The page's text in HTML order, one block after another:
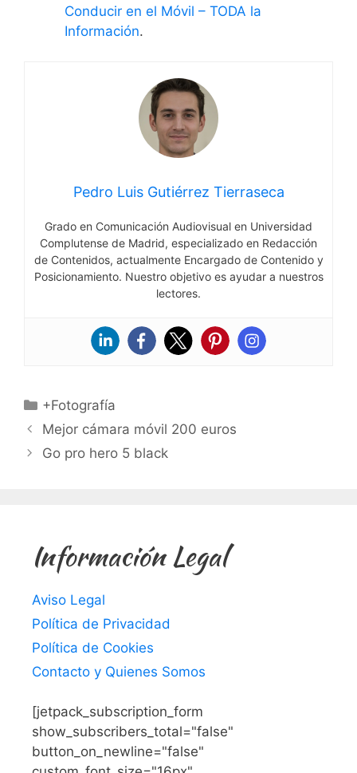
Conducir en el Móvil – TODA la
Información.
Pedro Luis Gutiérrez Tierraseca
Grado en Comunicación Audiovisual en Universidad
Complutense de Madrid, especializado en Redacción
de Contenidos, actualmente Encargado de Contenido y
Posicionamiento. Nuestro objetivo es ayudar a nuestros
lectores.
Categorías
+Fotografía
Mejor cámara móvil 200 euros
Go pro hero 5 black
Información Legal
Aviso Legal
Política de Privacidad
Política de Cookies
Contacto y Quienes Somos
[jetpack_subscription_form
show_subscribers_total="false"
button_on_newline="false"